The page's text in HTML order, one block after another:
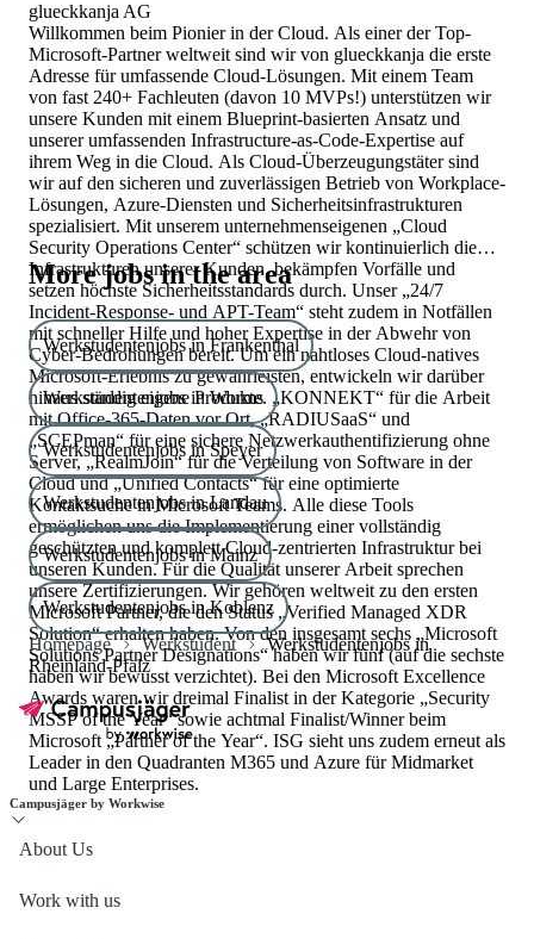
glueckkanja AG
Willkommen beim Pionier in der Cloud. Als einer der Top-
Microsoft-Partner weltweit sind wir von glueckkanja die erste
Adresse für umfassende Cloud-Lösungen. Mit einem Team
von fast 240+ Fachleuten (davon 10 MVPs!) unterstützen wir
unsere Kunden mit einem Blueprint-basierten Ansatz und
unserer umfassenden Infrastructure-as-Code-Expertise auf
ihrem Weg in die Cloud. Als Cloud-Überzeugungstäter sind
wir auf den sicheren und zuverlässigen Betrieb von Workplace-
Lösungen, Azure-Diensten und Sicherheitsinfrastrukturen
spezialisiert. Mit unserem unternehmenseigenen „Cloud
Security Operations Center“ schützen wir kontinuierlich die
Infrastrukturen unserer Kunden, bekämpfen Vorfälle und
setzen höchste Sicherheitsstandards durch. Unser „24/7
Incident-Response- und APT-Team“ steht zudem in Notfällen
mit schneller Hilfe und hoher Expertise in der Abwehr von
Cyber-Bedrohungen bereit. Um ein nahtloses Cloud-natives
Microsoft-Erlebnis zu gewährleisten, entwickeln wir darüber
hinaus ständig eigene Produkte. „KONNEKT“ für die Arbeit
mit Office-365-Daten vor Ort, „RADIUSaaS“ und
„SCEPman“ für eine sichere Netzwerkauthentifizierung ohne
Server, „RealmJoin“ für die Verteilung von Software in der
Cloud und „Unified Contacts“ für eine optimierte
Kontaktsuche in Microsoft Teams. Alle diese Tools
ermöglichen uns die Implementierung einer vollständig
geschützten und komplett Cloud-zentrierten Infrastruktur bei
unseren Kunden. Für die Qualität unserer Arbeit sprechen
unsere Zertifizierungen. Wir gehören weltweit zu den ersten
Microsoft Partner, die den Status „Verified Managed XDR
Solution“ erhalten haben. Von den insgesamt sechs „Microsoft
Solutions Partner Designations“ haben wir fünf (auf die sechste
haben wir bewusst verzichtet). Bei den Microsoft Excellence
Awards waren wir dreimal Finalist in der Kategorie „Security
MSSP of the Year“ sowie achtmal Finalist/Winner beim
Microsoft „Partner of the Year“. ISG sieht uns zudem erneut als
Leader in den Quadranten M365 und Azure für Midmarket
und Large Enterprises.
More jobs in the area
Werkstudentenjobs in Frankenthal
Werkstudentenjobs in Worms
Werkstudentenjobs in Speyer
Werkstudentenjobs in Landau
Werkstudentenjobs in Mainz
Werkstudentenjobs in Koblenz
Homepage
Werkstudent
Werkstudentenjobs in
Rheinland-Pfalz
Campusjäger by Workwise
About Us
Work with us